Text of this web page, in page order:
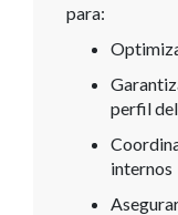
para:
perfil
internos